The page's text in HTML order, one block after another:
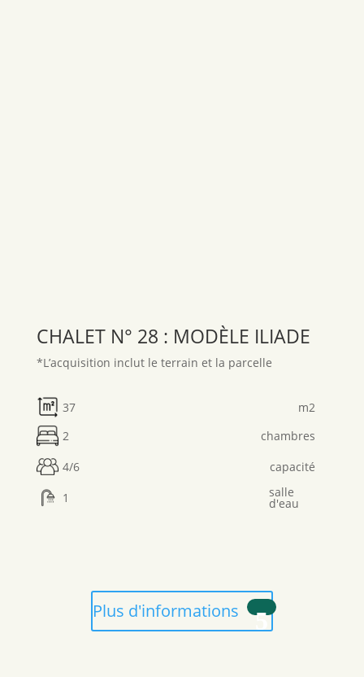
CHALET N° 28 : MODÈLE ILIADE
*L’acquisition inclut le terrain et la parcelle
m2
37
chambres
2
capacité
4/6
salle
d'eau
1
Plus d'informations